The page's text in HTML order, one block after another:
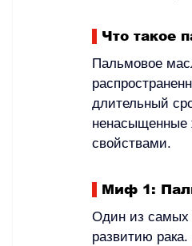
Что такое
Пальмовое
длительный
ненасыщенные
свойствами.
Миф 1:
Один из
развитию